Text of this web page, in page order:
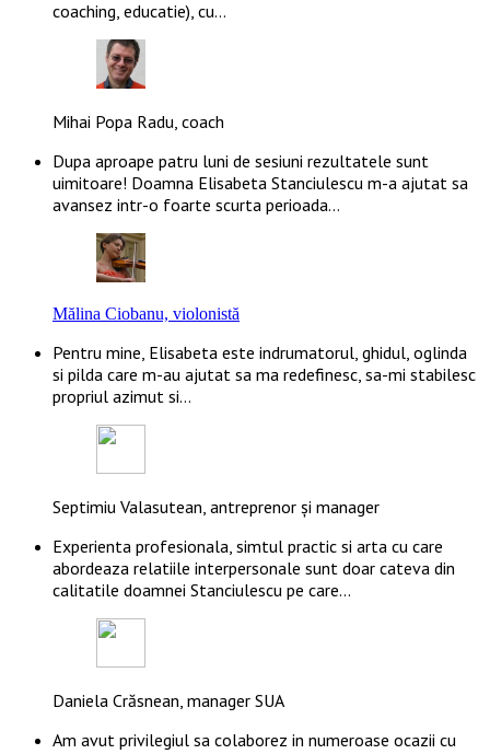
coaching, educatie), cu…
Mihai Popa Radu, coach
Dupa aproape patru luni de sesiuni rezultatele sunt
uimitoare! Doamna Elisabeta Stanciulescu m-a ajutat sa
avansez intr-o foarte scurta perioada…
Mălina Ciobanu, violonistă
Pentru mine, Elisabeta este indrumatorul, ghidul, oglinda
si pilda care m-au ajutat sa ma redefinesc, sa-mi stabilesc
propriul azimut si…
Septimiu Valasutean, antreprenor și manager
Experienta profesionala, simtul practic si arta cu care
abordeaza relatiile interpersonale sunt doar cateva din
calitatile doamnei Stanciulescu pe care…
Daniela Crăsnean, manager SUA
Am avut privilegiul sa colaborez in numeroase ocazii cu